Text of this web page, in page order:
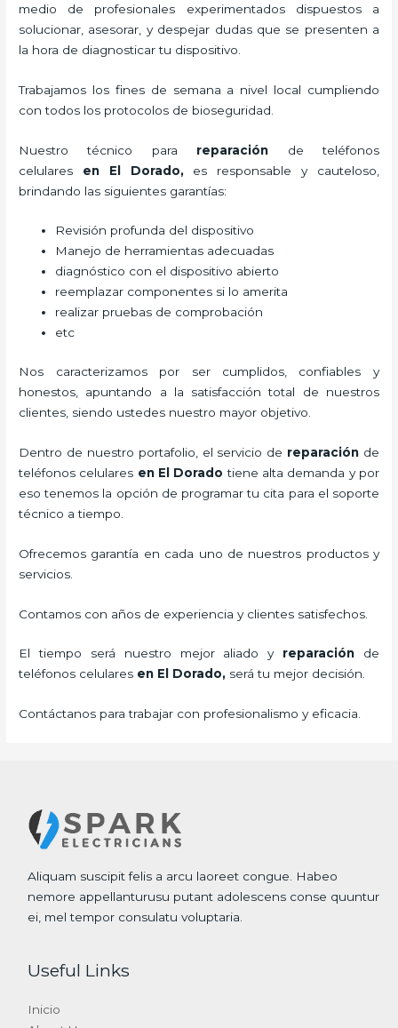
medio de profesionales experimentados dispuestos a
solucionar, asesorar, y despejar dudas que se presenten a
la hora de diagnosticar tu dispositivo.
Trabajamos los fines de semana a nivel local cumpliendo
con todos los protocolos de bioseguridad.
Nuestro técnico para reparación de teléfonos
celulares
en El Dorado, es responsable y cauteloso,
brindando las siguientes garantías:
Revisión profunda del dispositivo
Manejo de herramientas adecuadas
diagnóstico con el dispositivo abierto
reemplazar componentes si lo amerita
realizar pruebas de comprobación
etc
Nos caracterizamos por ser cumplidos, confiables y
honestos, apuntando a la satisfacción total de nuestros
clientes, siendo ustedes nuestro mayor objetivo.
Dentro de nuestro portafolio, el servicio de reparación de
teléfonos celulares en El Dorado tiene alta demanda y por
eso tenemos la opción de programar tu cita para el soporte
técnico a tiempo.
Ofrecemos garantía en cada uno de nuestros productos y
servicios.
Contamos con años de experiencia y clientes satisfechos.
El tiempo será nuestro mejor aliado y reparación de
teléfonos celulares en El Dorado, será tu mejor decisión.
Contáctanos para trabajar con profesionalismo y eficacia.
Aliquam suscipit felis a arcu laoreet congue. Habeo
nemore appellanturusu putant adolescens conse quuntur
ei, mel tempor consulatu voluptaria.
Useful Links
Inicio